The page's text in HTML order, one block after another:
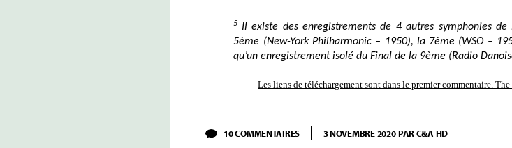
5 Il existe des enregistrements de 4 autres symphonies
5ème (New-York Philharmonic – 1950), la 7ème (WSO –
qu’un enregistrement isolé du Final de la 9ème (Radio
Les liens de téléchargement sont dans le premier commentaire.
10 COMMENTAIRES
FRITZ
3 NOVEMBRE 2020 PARC&A HD